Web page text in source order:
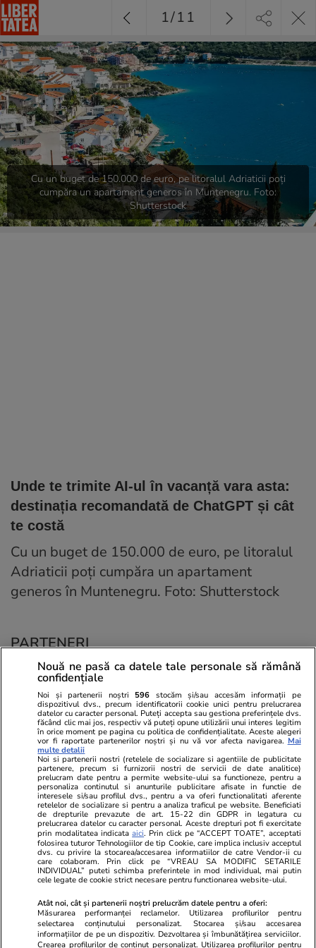
Cu un buget de 150.000 de euro, pe litoralul Adriaticii poți
cumpăra un apartament generos în Muntenegru. Foto:
Shutterstock
Unde te trimite AI-ul în vacanță vara asta:
destinația recomandată de ChatGPT și cât
te costă
Cu un buget de 150.000 de euro, pe litoralul
Adriaticii poți cumpăra un apartament
generos în Muntenegru. Foto: Shutterstock
1/11
PARTENERI
Viva.ro
"Nici acum nu îi știu bine. Nu îi știu familia".
A tăcut luni întregi, dar acum Gina Matache a
spus adevărul despre relația cu ginerele ei,
Radu Siffr...
Unica.ro
Nu și ei! S-au
căsnicie! Cei doi
secret. Nimeni
motiv al
© 2026 Ringier Romania. Toate drepturile rezervate
Nouă ne pasă ca datele tale personale să rămână
confidențiale
Noi și partenerii noștri 596 stocăm și/sau accesăm informații pe
dispozitivul dvs., precum identificatorii cookie unici pentru prelucrarea
datelor cu caracter personal. Puteți accepta sau gestiona preferințele dvs.
făcând clic mai jos, respectiv vă puteți opune utilizării unui interes legitim
în orice moment pe pagina cu politica de confidențialitate. Aceste alegeri
vor fi raportate partenerilor noștri și nu vă vor afecta navigarea. Mai
multe detalii
Noi si partenerii nostri (retelele de socializare si agentiile de publicitate
partenere, precum si furnizorii nostri de servicii de date analitice)
prelucram date pentru a permite website-ului sa functioneze, pentru a
personaliza continutul si anunturile publicitare afisate in functie de
interesele si/sau profilul dvs., pentru a va oferi functionalitati aferente
retelelor de socializare si pentru a analiza traficul pe website. Beneficiati
de drepturile prevazute de art. 15-22 din GDPR in legatura cu
prelucrarea datelor cu caracter personal. Aceste drepturi pot fi exercitate
prin modalitatea indicataaici. Prin click pe “ACCEPT TOATE”, acceptati
folosirea tuturor Tehnologiilor de tip Cookie, care implica inclusiv acceptul
dvs. cu privire la stocarea/accesarea informatiilor de catre Vendor-ii cu
care colaboram. Prin click pe “VREAU SA MODIFIC SETARILE
INDIVIDUAL” puteti schimba preferintele in mod individual, mai putin
cele legate de cookie strict necesare pentru functionarea website-ului.
Atât noi, cât și partenerii noștri prelucrăm datele pentru a oferi:
Măsurarea performanței reclamelor. Utilizarea profilurilor pentru
selectarea conținutului personalizat. Stocarea și/sau accesarea
informațiilor de pe un dispozitiv. Dezvoltarea și îmbunătățirea serviciilor.
Crearea profilurilor de conținut personalizat. Utilizarea profilurilor pentru